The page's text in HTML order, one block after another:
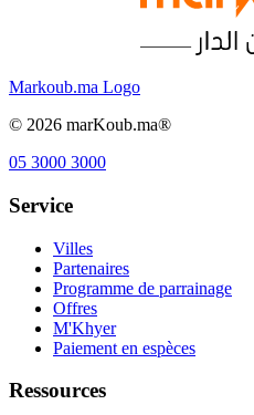
Markoub.ma Logo
© 2026 marKoub.ma®
05 3000 3000
Service
Villes
Partenaires
Programme de parrainage
Offres
M'Khyer
Paiement en espèces
Ressources